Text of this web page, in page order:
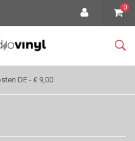
0
DE - € 9,00